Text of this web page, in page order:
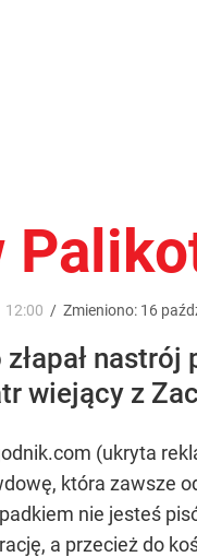
12:00 / Zmieniono: 16
wiejący z
(ukryta
która zawsze
nie jesteś
a przecież do